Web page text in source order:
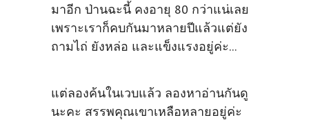
มาอีก ป่านฉะนี้ คงอายุ 80 กว่าแน่เลย
เพราะเราก็คบกันมาหลายปีแล้วแต่ยัง
ถามไถ่ ยังหล่อ และแข็งแรงอยู่ค่ะ...
แต่ลองค้นในเวบแล้ว ลองหาอ่านกันดู
นะคะ สรรพคุณเขาเหลือหลายอยู่ค่ะ